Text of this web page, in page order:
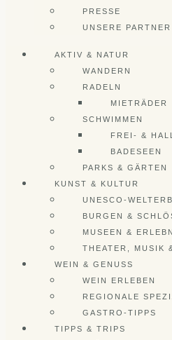
PRESSE
UNSERE PARTNER
AKTIV & NATUR
WANDERN
RADELN
MIETRÄDER
SCHWIMMEN
FREI- &
BADESEEN
PARKS & GÄRTEN
KUNST & KULTUR
UNESCO-
BURGEN &
MUSEEN &
THEATER, MUSIK
WEIN & GENUSS
WEIN ERLEBEN
REGIONALE
GASTRO-TIPPS
TIPPS & TRIPS